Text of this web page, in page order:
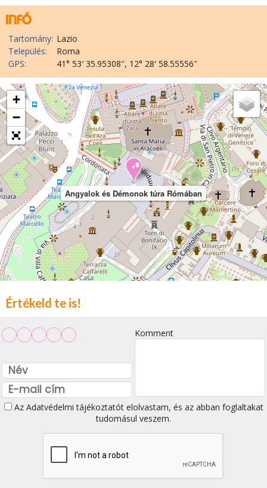
Tartomány: Lazio
Település:
Roma
GPS:
41° 53′ 35.95308″, 12° 28′ 58.55556″
Angyalok és Démonok túra Rómában
+
−
Értékeld te is!
Komment
Az Adatvédelmi tájékoztatótelolvastam, és az abban foglaltakat
tudomásul veszem.